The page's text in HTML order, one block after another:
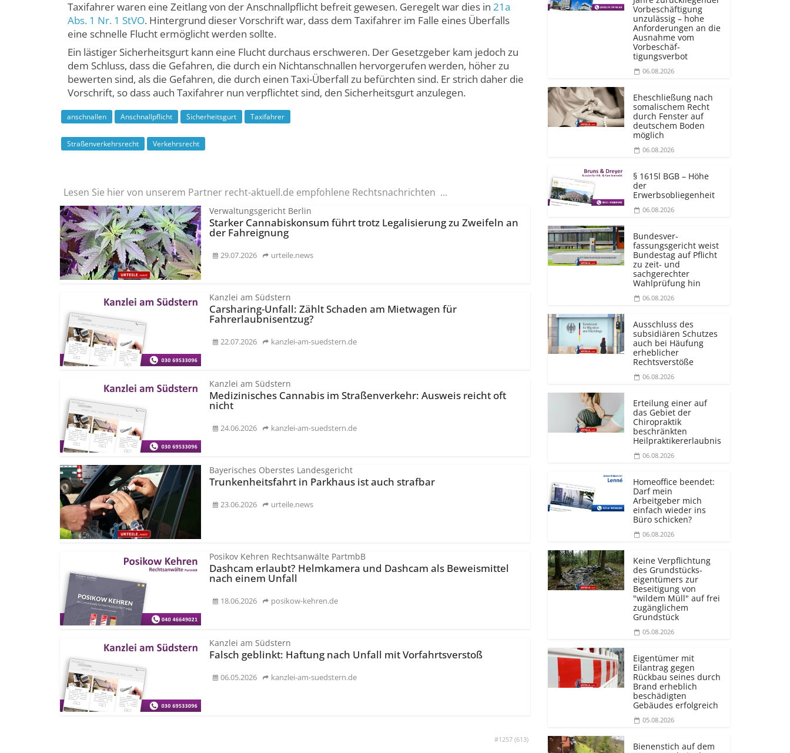
Taxifahrer waren eine Zeitlang von der Anschnallpflicht befreit gewesen. Geregelt war dies in 21a
Abs. 1 Nr. 1 StVO. Hintergrund dieser Vorschrift war, dass dem Taxifahrer im Falle eines Überfalls
eine schnelle Flucht ermöglicht werden sollte.
Ein lästiger Sicherheitsgurt kann eine Flucht durchaus erschweren. Der Gesetzgeber kam jedoch zu
dem Schluss, dass die Gefahren, die durch ein Nichtanschnallen hervorgerufen werden, höher zu
bewerten sind, als die Gefahren, die durch einen Taxi-Überfall zu befürchten sind. Er strich daher die
Vorschrift, so dass auch Taxifahrer nun verpflichtet sind, den Sicherheitsgurt anzulegen.
anschnallen Anschnallpflicht Sicherheitsgurt Taxifahrer
Straßenverkehrsrecht Verkehrsrecht
#1257 (613)
Lesen Sie hier von unserem Partner recht-aktuell.de empfohlene Rechtsnachrichten ...
Verwaltungsgericht Berlin
Starker Cannabiskonsum führt trotz Legalisierung zu Zweifeln an
der Fahreignung
29.07.2026 urteile.news
Kanzlei am Südstern
Carsharing-Unfall: Zählt Schaden am Mietwagen für
Fahrerlaubnisentzug?
22.07.2026 kanzlei-am-suedstern.de
Kanzlei am Südstern
Medizinisches Cannabis im Straßenverkehr: Ausweis reicht oft
nicht
24.06.2026 kanzlei-am-suedstern.de
Bayerisches Oberstes Landesgericht
Trunkenheitsfahrt in Parkhaus ist auch strafbar
23.06.2026 urteile.news
Posikov Kehren Rechtsanwälte PartmbB
Dashcam erlaubt? Helmkamera und Dashcam als Beweismittel
nach einem Unfall
18.06.2026 posikow-kehren.de
Kanzlei am Südstern
Falsch geblinkt: Haftung nach Unfall mit Vorfahrtsverstoß
06.05.2026 kanzlei-am-suedstern.de
Vorbeschäftigung
unzulässig – hohe
Anforderungen an die
Ausnahme vom
Vorbeschäf­
tigungsverbot
06.08.2026
Eheschließung nach
somalischem Recht
durch Fenster auf
deutschem Boden
möglich
06.08.2026
§ 1615l BGB – Höhe
der
Erwerbsobliegenheit
06.08.2026
Bundesver­
fassungsgericht weist
Bundestag auf Pflicht
zu zeit- und
sachgerechter
Wahlprüfung hin
06.08.2026
Ausschluss des
subsidiären Schutzes
auch bei Häufung
erheblicher
Rechtsverstöße
06.08.2026
Erteilung einer auf
das Gebiet der
Chiropraktik
beschränkten
Heilprakti­kererlaubnis
06.08.2026
Homeoffice beendet:
Darf mein
Arbeitgeber mich
einfach wieder ins
Büro schicken?
06.08.2026
Keine Verpflichtung
des Grundstücks­
eigentümers zur
Beseitigung von
"wildem Müll" auf frei
zugänglichem
Grundstück
05.08.2026
Eigentümer mit
Eilantrag gegen
Rückbau seines durch
Brand erheblich
beschädigten
Gebäudes erfolgreich
05.08.2026
Bienenstich auf dem